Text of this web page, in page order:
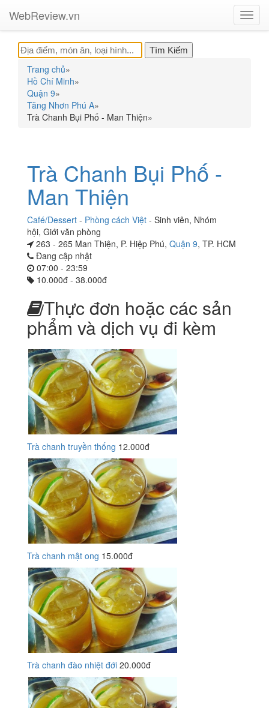
WebReview.vn
Trang chủ»
Hồ Chí Minh»
Quận 9»
Tăng Nhơn Phú A»
Trà Chanh Bụi Phố - Man Thiện»
Trà Chanh Bụi Phố -
Man Thiện
Café/Dessert - Phòng cách Việt - Sinh viên, Nhóm
hội, Giới văn phòng
263 - 265 Man Thiện, P. Hiệp Phú, Quận 9, TP. HCM
Đang cập nhật
07:00 - 23:59
10.000đ - 38.000đ
Thực đơn hoặc các sản
phẩm và dịch vụ đi kèm
Trà chanh truyền thống 12.000đ
Trà chanh mật ong 15.000đ
Trà chanh đào nhiệt đới 20.000đ